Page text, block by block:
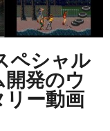
ペシャル
発のウ
リー動画